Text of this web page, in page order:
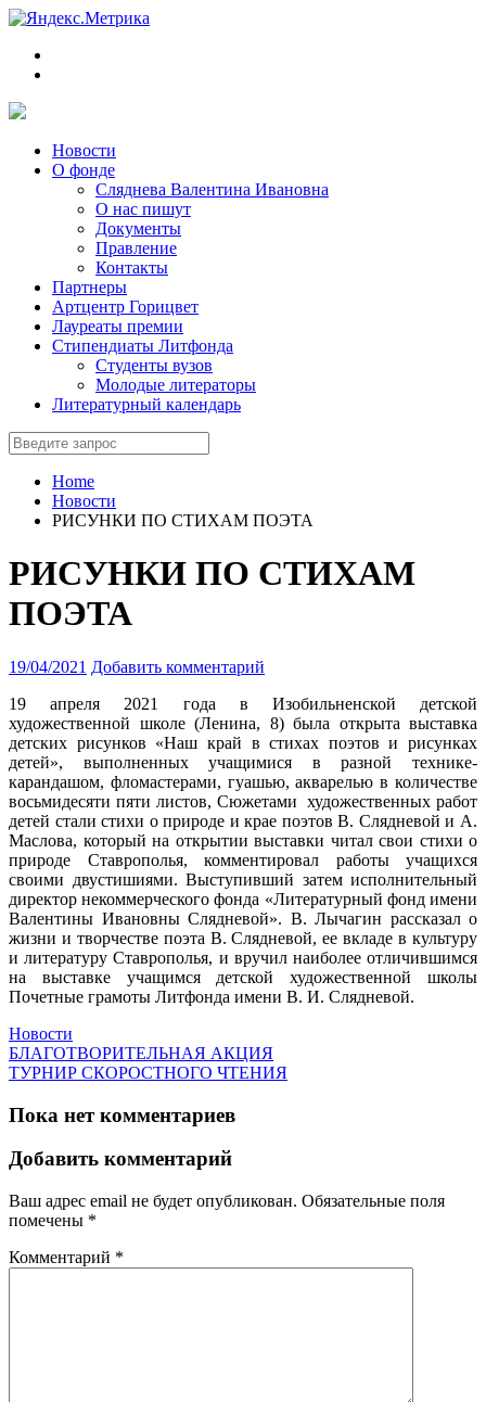
Новости
О фонде
Сляднева Валентина Ивановна
О нас пишут
Документы
Правление
Контакты
Партнеры
Артцентр Горицвет
Лауреаты премии
Стипендиаты Литфонда
Студенты вузов
Молодые литераторы
Литературный календарь
Home
Новости
РИСУНКИ ПО СТИХАМ ПОЭТА
РИСУНКИ ПО СТИХАМ
ПОЭТА
19/04/2021 Добавить комментарий
19 апреля 2021 года в Изобильненской детской
художественной школе (Ленина, 8) была открыта выставка
детских рисунков «Наш край в стихах поэтов и рисунках
детей», выполненных учащимися в разной технике-
карандашом, фломастерами, гуашью, акварелью в количестве
восьмидесяти пяти листов, Сюжетами художественных работ
детей стали стихи о природе и крае поэтов В. Слядневой и А.
Маслова, который на открытии выставки читал свои стихи о
природе Ставрополья, комментировал работы учащихся
своими двустишиями. Выступивший затем исполнительный
директор некоммерческого фонда «Литературный фонд имени
Валентины Ивановны Слядневой». В. Лычагин рассказал о
жизни и творчестве поэта В. Слядневой, ее вкладе в культуру
и литературу Ставрополья, и вручил наиболее отличившимся
на выставке учащимся детской художественной школы
Почетные грамоты Литфонда имени В. И. Слядневой.
Новости
БЛАГОТВОРИТЕЛЬНАЯ АКЦИЯ
ТУРНИР СКОРОСТНОГО ЧТЕНИЯ
Пока нет комментариев
Добавить комментарий
Ваш адрес email не будет опубликован. Обязательные поля
помечены *
Комментарий *